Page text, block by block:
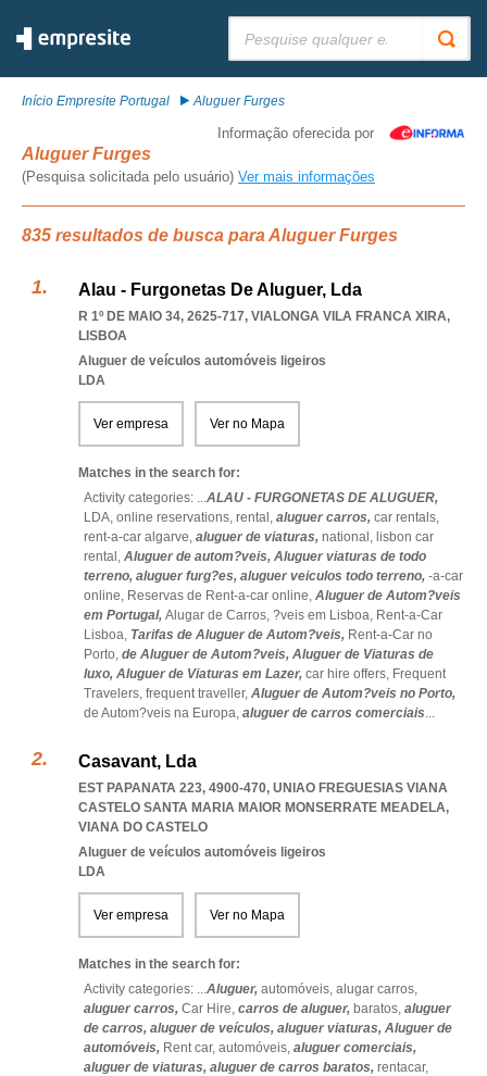
Início Empresite Portugal Aluguer Furges
Informação oferecida por
Aluguer Furges
(Pesquisa solicitada pelo usuário) Ver mais informações
835 resultados de busca para Aluguer Furges
Alau - Furgonetas De Aluguer, Lda
R 1º DE MAIO 34, 2625-717, VIALONGA VILA FRANCA XIRA,
LISBOA
Aluguer de veículos automóveis ligeiros
LDA
Ver empresa Ver no Mapa
Matches in the search for:
Activity categories: ...ALAU - FURGONETAS DE ALUGUER,
LDA, online reservations, rental, aluguer carros, car rentals,
rent-a-car algarve, aluguer de viaturas, national, lisbon car
rental, Aluguer de autom?veis, Aluguer viaturas de todo
terreno, aluguer furg?es, aluguer veiculos todo terreno, -a-car
online, Reservas de Rent-a-car online, Aluguer de Autom?veis
em Portugal, Alugar de Carros, ?veis em Lisboa, Rent-a-Car
Lisboa, Tarifas de Aluguer de Autom?veis, Rent-a-Car no
Porto, de Aluguer de Autom?veis, Aluguer de Viaturas de
luxo, Aluguer de Viaturas em Lazer, car hire offers, Frequent
Travelers, frequent traveller, Aluguer de Autom?veis no Porto,
de Autom?veis na Europa, aluguer de carros comerciais...
Casavant, Lda
EST PAPANATA 223, 4900-470, UNIAO FREGUESIAS VIANA
CASTELO SANTA MARIA MAIOR MONSERRATE MEADELA,
VIANA DO CASTELO
Aluguer de veículos automóveis ligeiros
LDA
Ver empresa Ver no Mapa
Matches in the search for:
Activity categories: ...Aluguer, automóveis, alugar carros,
aluguer carros, Car Hire, carros de aluguer, baratos, aluguer
de carros, aluguer de veículos, aluguer viaturas, Aluguer de
automóveis, Rent car, automóveis, aluguer comerciais,
aluguer de viaturas, aluguer de carros baratos, rentacar,